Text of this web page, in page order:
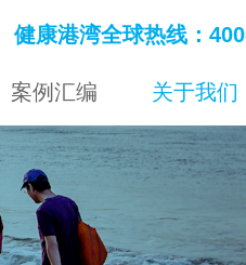
健康港湾全球热线：
案例汇编 关于我们